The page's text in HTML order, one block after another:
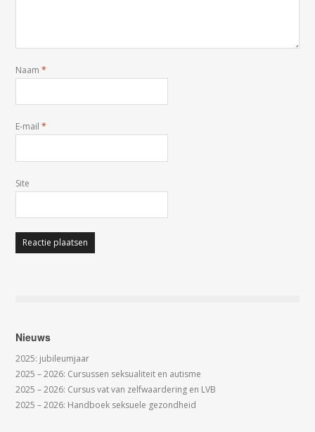
Naam*
E-mail*
Site
Nieuws
2025: jubileumjaar
2025 – 2026: Cursussen seksualiteit en autisme
2025 – 2026: Cursus vat van zelfwaardering en LVB
2025 – 2026: Handboek seksuele gezondheid